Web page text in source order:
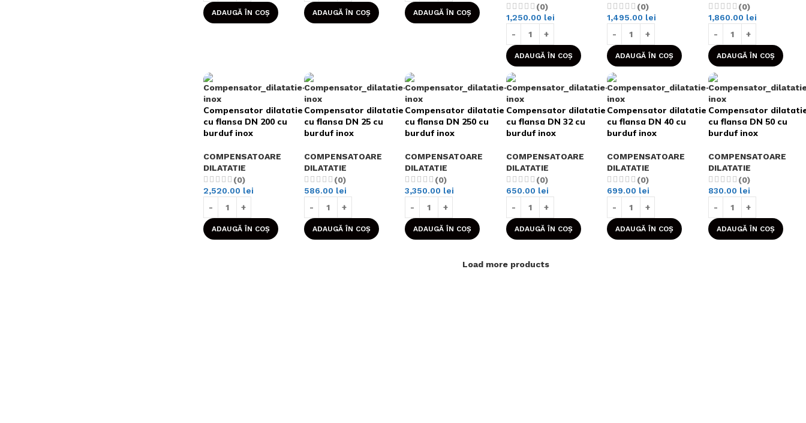
ADAUGĂ ÎN COȘ ADAUGĂ ÎN COȘ ADAUGĂ ÎN COȘ
(0)
1,250.00 lei
ADAUGĂ ÎN COȘ
(0)
1,495.00 lei
ADAUGĂ ÎN COȘ
(0)
1,860.00 lei
ADAUGĂ ÎN COȘ
Compensator dilatatie
cu flansa DN 200 cu
burduf inox
COMPENSATOARE
DILATATIE
(0)
2,520.00 lei
ADAUGĂ ÎN COȘ
Compensator dilatatie
cu flansa DN 25 cu
burduf inox
COMPENSATOARE
DILATATIE
(0)
586.00 lei
ADAUGĂ ÎN COȘ
Compensator dilatatie
cu flansa DN 250 cu
burduf inox
COMPENSATOARE
DILATATIE
(0)
3,350.00 lei
ADAUGĂ ÎN COȘ
Compensator dilatatie
cu flansa DN 32 cu
burduf inox
COMPENSATOARE
DILATATIE
(0)
650.00 lei
ADAUGĂ ÎN COȘ
Compensator dilatatie
cu flansa DN 40 cu
burduf inox
COMPENSATOARE
DILATATIE
(0)
699.00 lei
ADAUGĂ ÎN COȘ
Compensator
cu flansa DN 50 cu
burduf inox
COMPENSATOARE
DILATATIE
(0)
830.00 lei
ADAUGĂ ÎN COȘ
Load more products